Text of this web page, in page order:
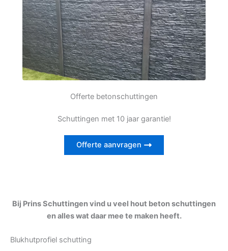
Offerte betonschuttingen
Schuttingen met 10 jaar garantie!
Offerte aanvragen
Bij Prins Schuttingen vind u veel hout beton schuttingen
en alles wat daar mee te maken heeft.
Blukhutprofiel schutting